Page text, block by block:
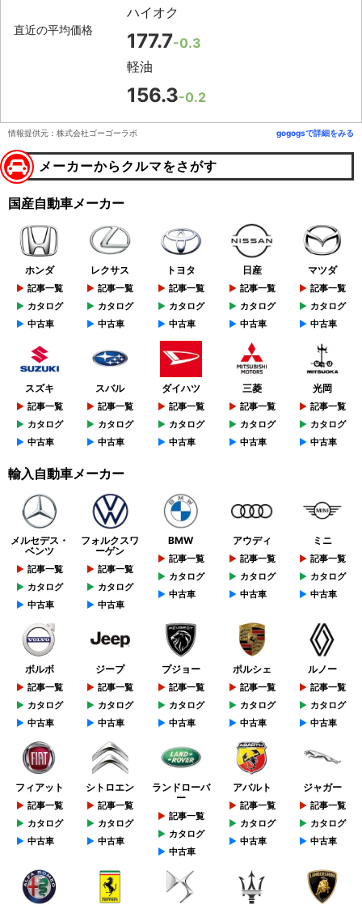
直近の平均価格
ハイオク
177.7-0.3
軽油
156.3-0.2
情報提供元：株式会社ゴーゴーラボ gogogsで詳細をみる
メーカーからクルマをさがす
国産自動車メーカー
ホンダ
記事一覧
カタログ
中古車
レクサス
記事一覧
カタログ
中古車
トヨタ
記事一覧
カタログ
中古車
日産
記事一覧
カタログ
中古車
マツダ
記事一覧
カタログ
中古車
スズキ
記事一覧
カタログ
中古車
スバル
記事一覧
カタログ
中古車
ダイハツ
記事一覧
カタログ
中古車
三菱
記事一覧
カタログ
中古車
光岡
記事一覧
カタログ
中古車
輸入自動車メーカー
メルセデス・
ベンツ
記事一覧
カタログ
中古車
フォルクスワ
ーゲン
記事一覧
カタログ
中古車
BMW
記事一覧
カタログ
中古車
アウディ
記事一覧
カタログ
中古車
ミニ
記事一覧
カタログ
中古車
ボルボ
記事一覧
カタログ
中古車
ジープ
記事一覧
カタログ
中古車
プジョー
記事一覧
カタログ
中古車
ポルシェ
記事一覧
カタログ
中古車
ルノー
記事一覧
カタログ
中古車
フィアット
記事一覧
カタログ
中古車
シトロエン
記事一覧
カタログ
中古車
ランドローバ
ー
記事一覧
カタログ
中古車
アバルト
記事一覧
カタログ
中古車
ジャガー
記事一覧
カタログ
中古車